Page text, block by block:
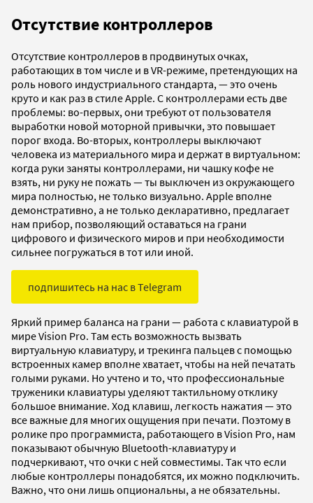
Отсутствие контроллеров
Отсутствие контроллеров в продвинутых очках,
работающих в том числе и в VR-режиме, претендующих на
роль нового индустриального стандарта, — это очень
круто и как раз в стиле Apple. С контроллерами есть две
проблемы: во-первых, они требуют от пользователя
выработки новой моторной привычки, это повышает
порог входа. Во-вторых, контроллеры выключают
человека из материального мира и держат в виртуальном:
когда руки заняты контроллерами, ни чашку кофе не
взять, ни руку не пожать — ты выключен из окружающего
мира полностью, не только визуально. Apple вполне
демонстративно, а не только декларативно, предлагает
нам прибор, позволяющий оставаться на грани
цифрового и физического миров и при необходимости
сильнее погружаться в тот или иной.
подпишитесь на нас в Telegram
Яркий пример баланса на грани — работа с клавиатурой в
мире Vision Pro. Там есть возможность вызвать
виртуальную клавиатуру, и трекинга пальцев с помощью
встроенных камер вполне хватает, чтобы на ней печатать
голыми руками. Но учтено и то, что профессиональные
труженики клавиатуры уделяют тактильному отклику
большое внимание. Ход клавиш, легкость нажатия — это
все важные для многих ощущения при печати. Поэтому в
ролике про программиста, работающего в Vision Pro, нам
показывают обычную Bluetooth-клавиатуру и
подчеркивают, что очки с ней совместимы. Так что если
любые контроллеры понадобятся, их можно подключить.
Важно, что они лишь опциональны, а не обязательны.